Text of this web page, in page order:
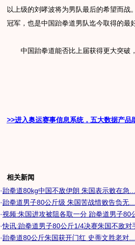
以上级的刘哮波将为男队最后的希望而
冠军，也是中国跆拳道男队迄今取得的最
中国跆拳道能否比上届获得更大突破，
>>进入奥运赛事信息系统，五大数据产品
相关新闻
·跆拳道80kg中国不敌伊朗 朱国表示败在急...
·跆拳道男子80公斤级 朱国苦战惜败告负无...
·视频:朱国进攻被阻各取一分 跆拳道男子80
·快讯:跆拳道男子80公斤1/4决赛朱国不敌对
·跆拳道80公斤朱国获开门红 史蒂文胜老对...